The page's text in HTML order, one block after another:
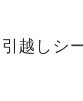
越しシ